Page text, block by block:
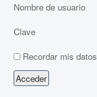
Nombre de usuario
Clave
Recordar mis datos